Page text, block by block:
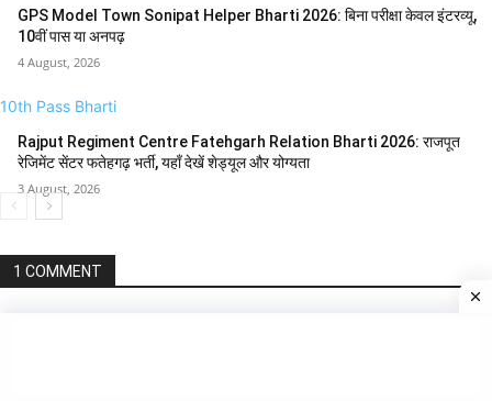
GPS Model Town Sonipat Helper Bharti 2026: बिना परीक्षा केवल इंटरव्यू,
10वीं पास या अनपढ़
4 August, 2026
10th Pass Bharti
Rajput Regiment Centre Fatehgarh Relation Bharti 2026: राजपूत
रेजिमेंट सेंटर फतेहगढ़ भर्ती, यहाँ देखें शेड्यूल और योग्यता
3 August, 2026
1 COMMENT